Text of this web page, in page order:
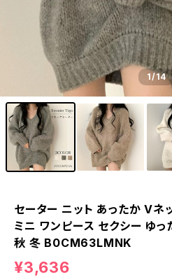
1/14
セーター ニット あったか Vネ
ミニ ワンピース セクシー ゆっ
秋 冬 B0CM63LMNK
¥3,636